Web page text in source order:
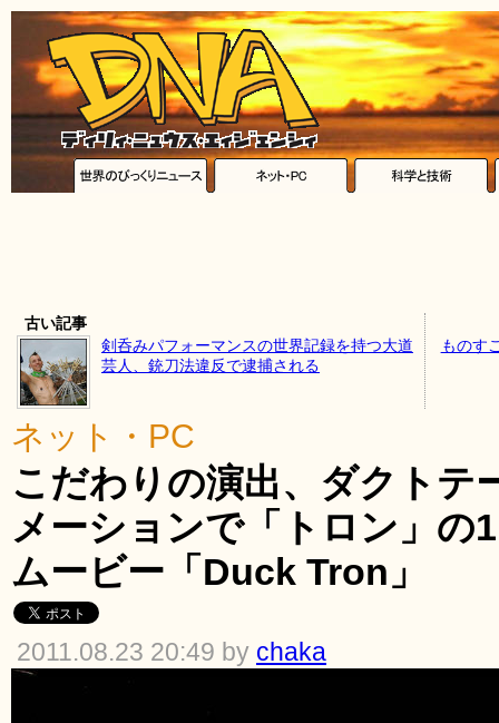
古い記事
剣呑みパフォーマンスの世界記録を持つ大道
芸人、銃刀法違反で逮捕される
ものす
ネット・PC
こだわりの演出、ダクトテ
メーションで「トロン」の
ムービー「Duck Tron」
2011.08.23 20:49 by chaka